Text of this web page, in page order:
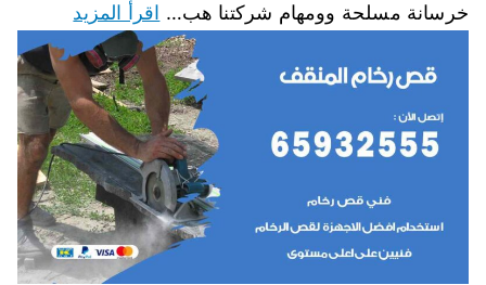
خرسانة مسلحة وومهام شركتنا هب… اقرأ المزيد